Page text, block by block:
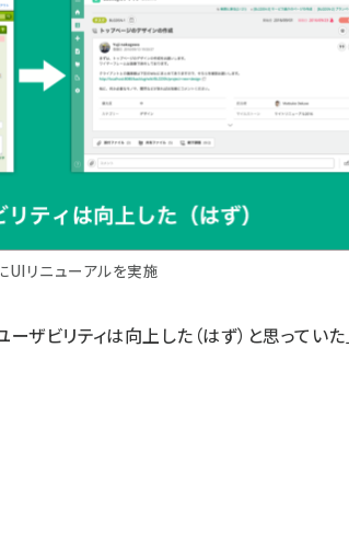
UIリニューアルを実施
ザビリティは向上した（はず）と思っていた